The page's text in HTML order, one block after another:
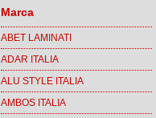
Marca
ABET LAMINATI
ADAR ITALIA
ALU STYLE ITALIA
AMBOS ITALIA